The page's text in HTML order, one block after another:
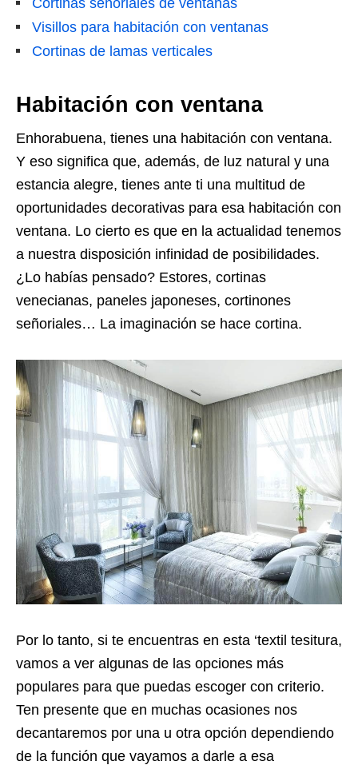
Cortinas señoriales de ventanas
Visillos para habitación con ventanas
Cortinas de lamas verticales
Habitación con ventana
Enhorabuena, tienes una habitación con ventana.
Y eso significa que, además, de luz natural y una
estancia alegre, tienes ante ti una multitud de
oportunidades decorativas para esa habitación con
ventana. Lo cierto es que en la actualidad tenemos
a nuestra disposición infinidad de posibilidades.
¿Lo habías pensado? Estores, cortinas
venecianas, paneles japoneses, cortinones
señoriales… La imaginación se hace cortina.
Por lo tanto, si te encuentras en esta ‘textil tesitura,
vamos a ver algunas de las opciones más
populares para que puedas escoger con criterio.
Ten presente que en muchas ocasiones nos
decantaremos por una u otra opción dependiendo
de la función que vayamos a darle a esa